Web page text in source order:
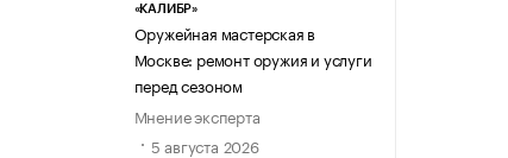
«КАЛИБР»
Оружейная мастерская в
Москве: ремонт оружия и услуги
перед сезоном
Мнение эксперта
5 августа 2026